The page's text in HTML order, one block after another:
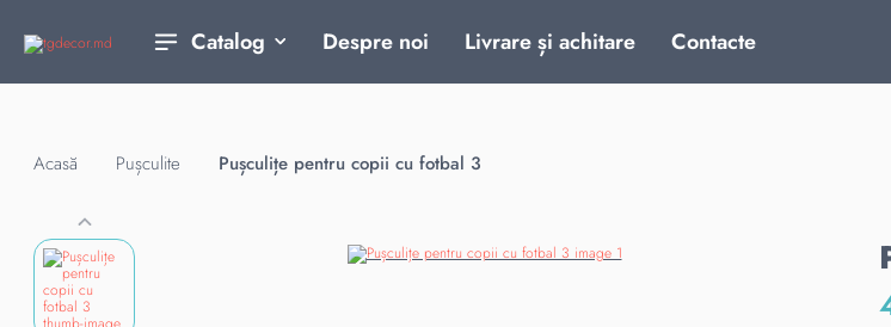
Catalog Despre noi Livrare și achitare Contacte
Acasă Pușculite Pușculițe pentru copii cu fotbal 3